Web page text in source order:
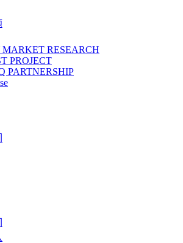
RESEARCH
PROJECT
PARTNERSHIP